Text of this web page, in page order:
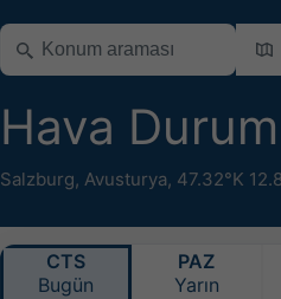
Hava
Salzburg, Avusturya, 47.32°K
CTS
Bugün
PAZ
Yarın